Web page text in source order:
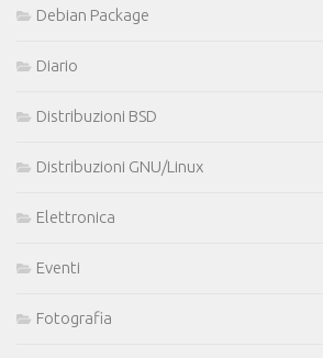
Debian Package
Diario
Distribuzioni BSD
Distribuzioni GNU/Linux
Elettronica
Eventi
Fotografia